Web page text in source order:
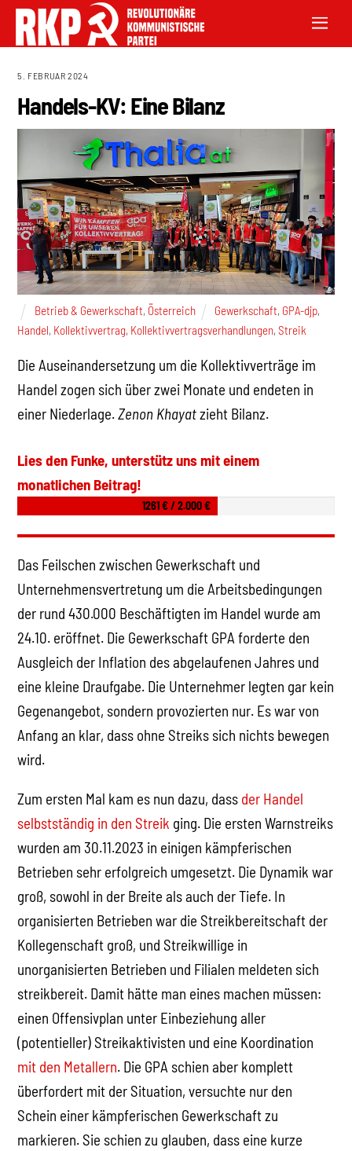
5. FEBRUAR 2024
Handels-KV: Eine Bilanz
Betrieb & Gewerkschaft, Österreich Gewerkschaft, GPA-djp,
Handel, Kollektivvertrag, Kollektivvertragsverhandlungen,Streik
Die Auseinandersetzung um die Kollektivverträge im
Handel zogen sich über zwei Monate und endeten in
einer Niederlage.Zenon Khayatzieht Bilanz.
Lies den Funke, unterstütz uns mit einem
monatlichen Beitrag!
1261 € / 2.000 €
Das Feilschen zwischen Gewerkschaft und
Unternehmensvertretung um die Arbeitsbedingungen
der rund 430.000 Beschäftigten im Handel wurde am
24.10. eröffnet. Die Gewerkschaft GPA forderte den
Ausgleich der Inflation des abgelaufenen Jahres und
eine kleine Draufgabe. Die Unternehmer legten gar kein
Gegenangebot, sondern provozierten nur. Es war von
Anfang an klar, dass ohne Streiks sich nichts bewegen
wird.
Zum ersten Mal kam es nun dazu, dass der Handel
selbstständig in den Streik ging. Die ersten Warnstreiks
wurden am 30.11.2023 in einigen kämpferischen
Betrieben sehr erfolgreich umgesetzt. Die Dynamik war
groß, sowohl in der Breite als auch der Tiefe. In
organisierten Betrieben war die Streikbereitschaft der
Kollegenschaft groß, und Streikwillige in
unorganisierten Betrieben und Filialen meldeten sich
streikbereit. Damit hätte man eines machen müssen:
einen Offensivplan unter Einbeziehung aller
(potentieller) Streikaktivisten und eine Koordination
mit den Metallern. Die GPA schien aber komplett
überfordert mit der Situation, versuchte nur den
Schein einer kämpferischen Gewerkschaft zu
markieren. Sie schien zu glauben, dass eine kurze